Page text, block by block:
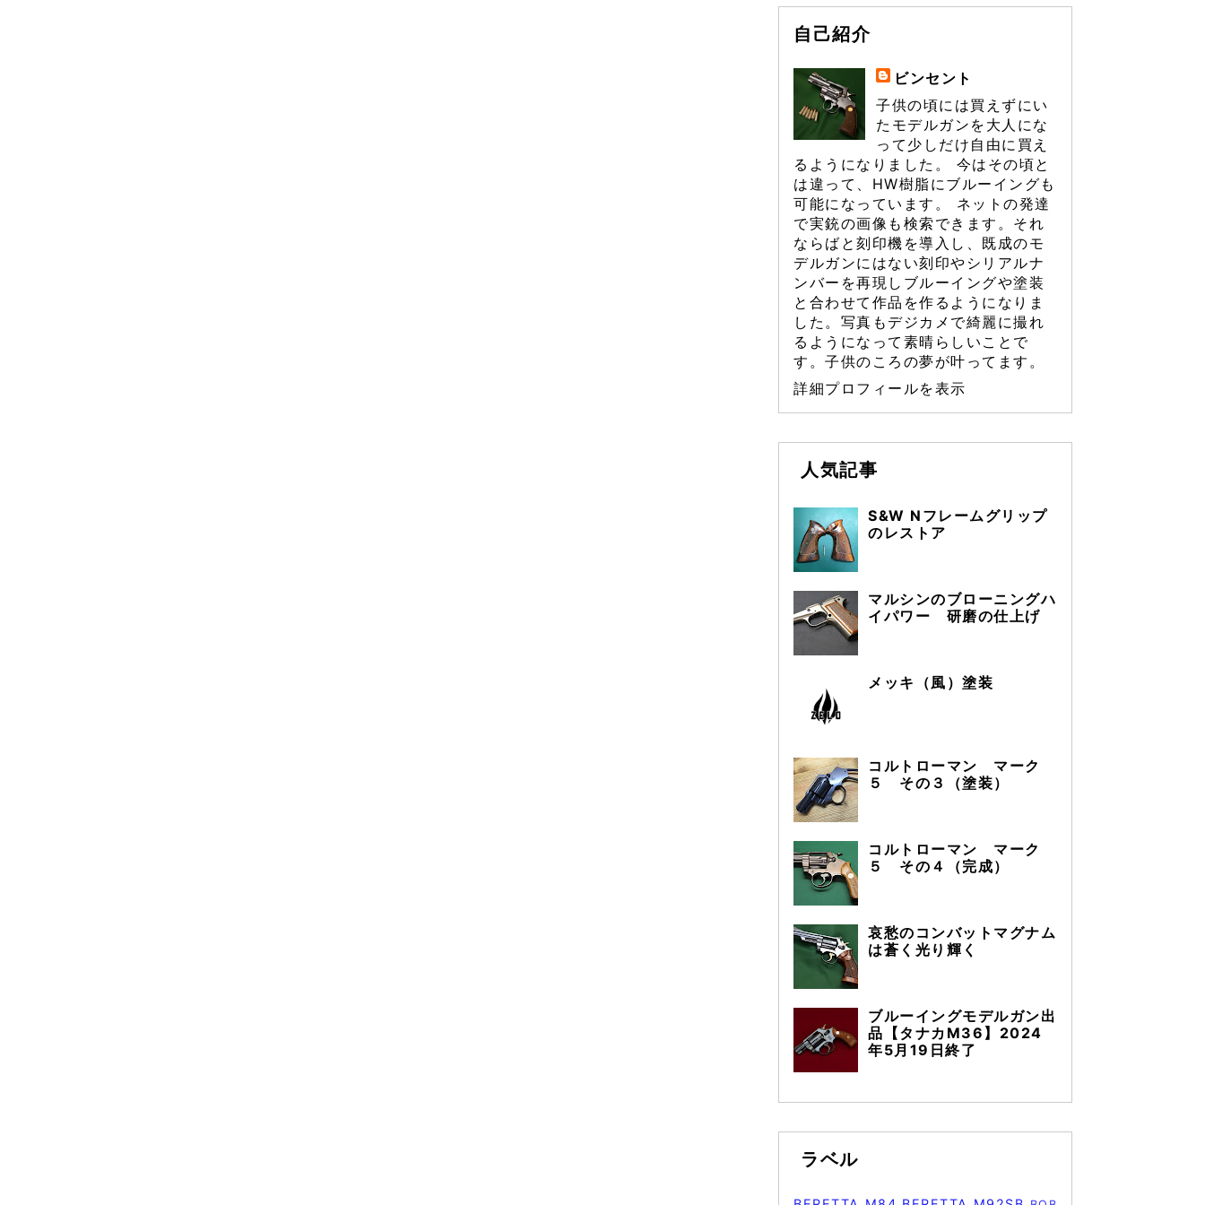
自己紹介
ビンセント
子供の頃には買えずにい
たモデルガンを大人にな
って少しだけ自由に買え
るようになりました。 今はその頃と
は違って、HW樹脂にブルーイングも
可能になっています。 ネットの発達
で実銃の画像も検索できます。それ
ならばと刻印機を導入し、既成のモ
デルガンにはない刻印やシリアルナ
ンバーを再現しブルーイングや塗装
と合わせて作品を作るようになりま
した。写真もデジカメで綺麗に撮れ
るようになって素晴らしいことで
す。子供のころの夢が叶ってます。
詳細プロフィールを表示
人気記事
S&W Nフレームグリップ
のレストア
マルシンのブローニングハ
イパワー 研磨の仕上げ
メッキ（風）塗装
コルトローマン マーク
５ その３（塗装）
コルトローマン マーク
５ その４（完成）
哀愁のコンバットマグナム
は蒼く光り輝く
ブルーイングモデルガン出
品【タナカM36】2024
年5月19日終了
ラベル